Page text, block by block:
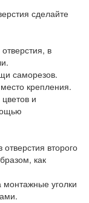
сделайте
в
саморезов.
крепления.
и
второго
как
монтажные уголки